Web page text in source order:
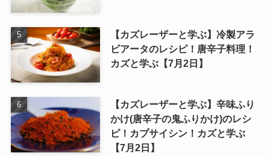
【カズレーザーと学ぶ】冷製アラ
ビアータのレシピ！唐辛子料理！
カズと学ぶ【7月2日】
【カズレーザーと学ぶ】辛味ふり
かけ(唐辛子の鬼ふりかけ)のレシ
ピ！カプサイシン！カズと学ぶ
【7月2日】